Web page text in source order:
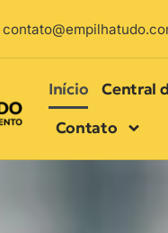
Início Central
Contato